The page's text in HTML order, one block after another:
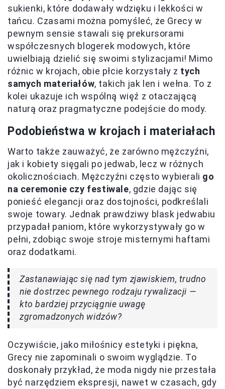
sukienki, które dodawały wdzięku i lekkości w
tańcu. Czasami można pomyśleć, że Grecy w
pewnym sensie stawali się prekursorami
współczesnych blogerek modowych, które
uwielbiają dzielić się swoimi stylizacjami! Mimo
różnic w krojach, obie płcie korzystały z tych
samych materiałów, takich jak len i wełna. To z
kolei ukazuje ich wspólną więź z otaczającą
naturą oraz pragmatyczne podejście do mody.
Podobieństwa w krojach i materiałach
Warto także zauważyć, że zarówno mężczyźni,
jak i kobiety sięgali po jedwab, lecz w różnych
okolicznościach. Mężczyźni często wybierali go
na ceremonie czy festiwale, gdzie dając się
ponieść elegancji oraz dostojności, podkreślali
swoje towary. Jednak prawdziwy blask jedwabiu
przypadał paniom, które wykorzystywały go w
pełni, zdobiąc swoje stroje misternymi haftami
oraz dodatkami.
Zastanawiając się nad tym zjawiskiem, trudno
nie dostrzec pewnego rodzaju rywalizacji —
kto bardziej przyciągnie uwagę
zgromadzonych widzów?
Oczywiście, jako miłośnicy estetyki i piękna,
Grecy nie zapominali o swoim wyglądzie. To
doskonały przykład, że moda nigdy nie przestała
być narzędziem ekspresji, nawet w czasach, gdy